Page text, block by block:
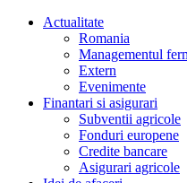
Actualitate
Romania
Managementul
Extern
Evenimente
Finantari si asigurari
Subventii agricole
Fonduri europene
Credite bancare
Asigurari agricole